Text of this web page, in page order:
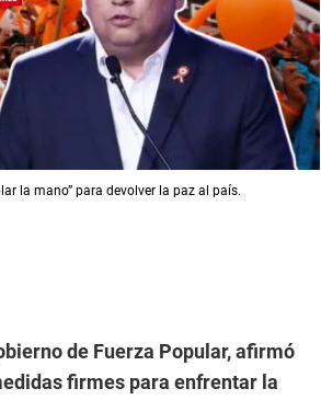
la mano” para devolver la paz al país.
de Fuerza Popular, afirmó
firmes para enfrentar la